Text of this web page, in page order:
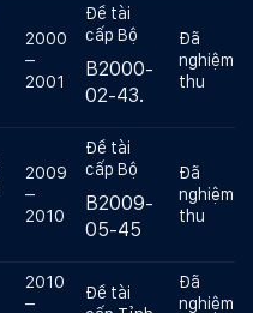
2000
–
2001
Đề tài
cấp Bộ
B2000-
02-43.
Đã
nghiệm
thu
2009
–
2010
Đề tài
cấp Bộ
B2009-
05-45
Đã
nghiệm
thu
2010
–
Đề tài
Đã
nghiệm